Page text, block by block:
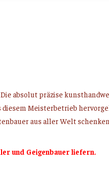
absolut präzise
Meisterbetrieb
aus aller Welt
und Geigenbauer liefern.